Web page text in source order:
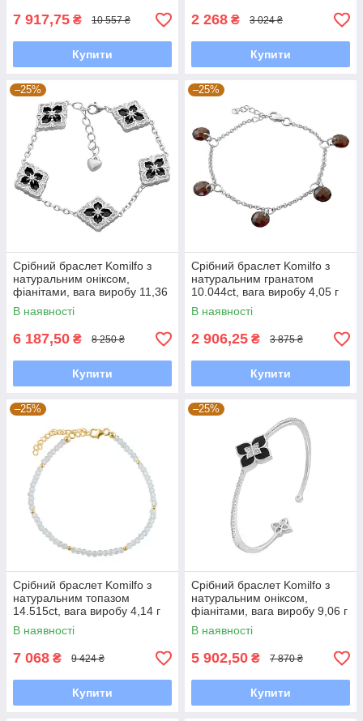
7 917,75 ₴ 10 557 ₴
Купити
2 268 ₴ 3 024 ₴
Купити
–25%
Срібний браслет Komilfo з
натуральним оніксом,
фіанітами, вага виробу 11,36
г (2177432) 1720 розмір
В наявності
6 187,50 ₴ 8 250 ₴
Купити
–25%
Срібний браслет Komilfo з
натуральним гранатом
10.044ct, вага виробу 4,05 г
(2163053) 1720 розмір
В наявності
2 906,25 ₴ 3 875 ₴
Купити
–25%
Срібний браслет Komilfo з
натуральним топазом
14.515ct, вага виробу 4,14 г
(2118190) 2025 розмір
В наявності
7 068 ₴ 9 424 ₴
Купити
–25%
Срібний браслет Komilfo з
натуральним оніксом,
фіанітами, вага виробу 9,06 г
(60002144) 18 розмір
В наявності
5 902,50 ₴ 7 870 ₴
Купити